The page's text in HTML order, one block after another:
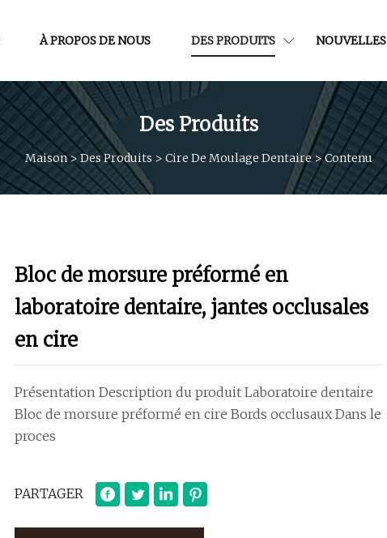
À PROPOS DE NOUS DES PRODUITS NOUVELLES
Des Produits
Maison> Des Produits > Cire De Moulage Dentaire>Contenu
Bloc de morsure préformé en
laboratoire dentaire, jantes occlusales
en cire
Présentation Description du produit Laboratoire dentaire
Bloc de morsure préformé en cire Bords occlusaux Dans le
proces
PARTAGER